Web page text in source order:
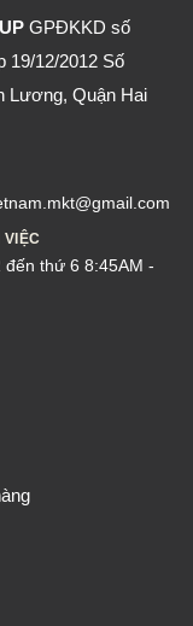
GPĐKKD số
19/12/2012 Số
Lương, Quận Hai
thứ 6 8:45AM -